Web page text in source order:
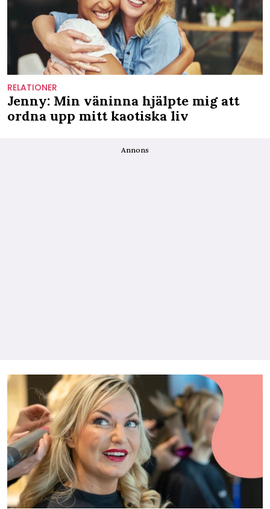
RELATIONER
Jenny: Min väninna hjälpte mig att
ordna upp mitt kaotiska liv
Annons